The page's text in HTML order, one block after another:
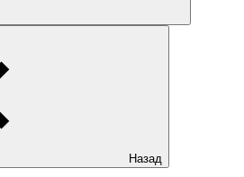
Назад